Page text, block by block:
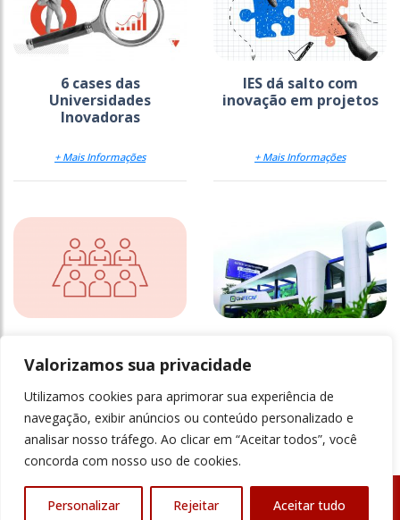
Valorizamos sua privacidade
Utilizamos cookies para aprimorar sua experiência de
navegação, exibir anúncios ou conteúdo personalizado e
analisar nosso tráfego. Ao clicar em “Aceitar todos”, você
concorda com nosso uso de cookies.
Personalizar Rejeitar Aceitar tudo
6 cases das
Universidades
Inovadoras
+ Mais Informações
IES dá salto com
inovação em projetos
+ Mais Informações
brasileiras reinventam
a educação
+ Mais Informações
de trabalho na
+ Mais Informações